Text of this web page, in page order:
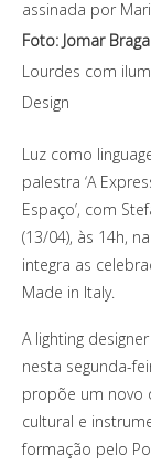
Foto: Jomar
Lourdes com
Design
Luz como
palestra ‘A
Espaço’, com
(13/04), às 14h,
integra as
Made in Italy.
A lighting
nesta segunda-
propõe um novo
cultural e
formação pelo